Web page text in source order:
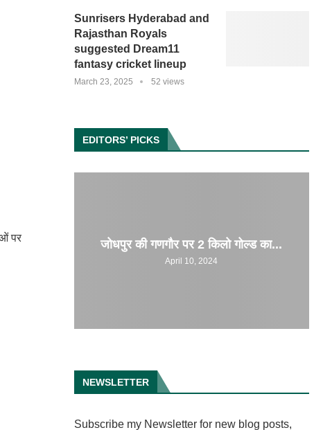
पर
Sunrisers Hyderabad and
Rajasthan Royals
suggested Dream11
fantasy cricket lineup
March 23, 2025 52 views
EDITORS’ PICKS
जोधपुर की गणगौर पर 2 किलो गोल्ड का...
April 10, 2024
NEWSLETTER
Subscribe my Newsletter for new blog posts,